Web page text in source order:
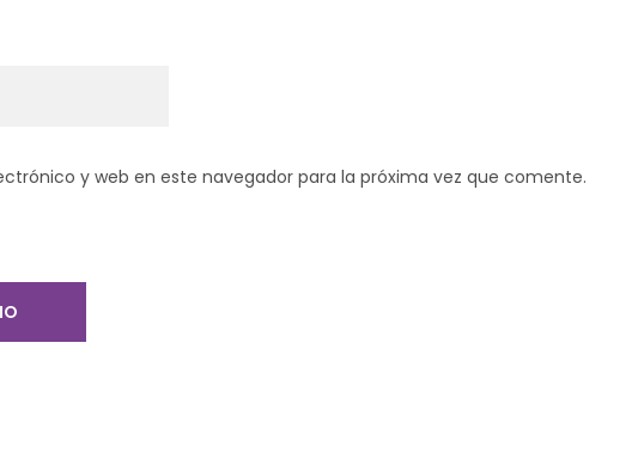
y web en este navegador para la próxima vez que comente.